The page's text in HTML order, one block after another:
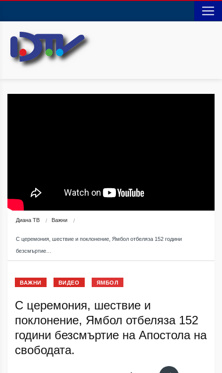
Диана ТВ Важни
С церемония, шествие и поклонение, Ямбол отбеляза 152 години
безсмъртие…
ВАЖНИ ВИДЕО ЯМБОЛ
С церемония, шествие и
поклонение, Ямбол отбеляза 152
години безсмъртие на Апостола на
свободата.